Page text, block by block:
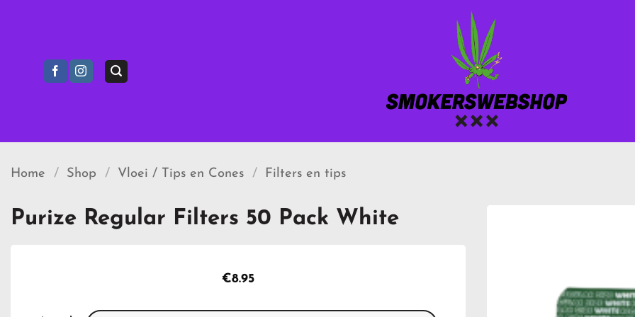
Home / Shop / Vloei / Tips en Cones / Filters en tips
Purize Regular Filters 50 Pack White
€8.95